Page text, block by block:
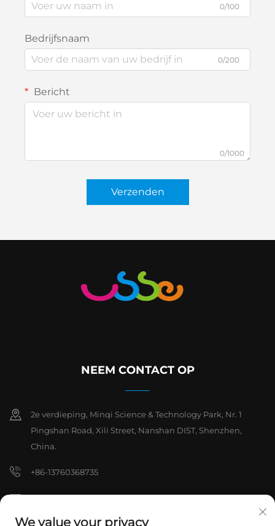
0/100
Bedrijfsnaam
0/200
Bericht
0/1000
Verzenden
NEEM CONTACT OP
2e verdieping, Minqi Science & Technology Park, Nr. 1
Pingshan Road, Xili Street, Nanshan DIST, Shenzhen,
China.
+86-13760368735
We value your privacy